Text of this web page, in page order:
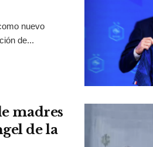
nuevo
de...
madres
de la